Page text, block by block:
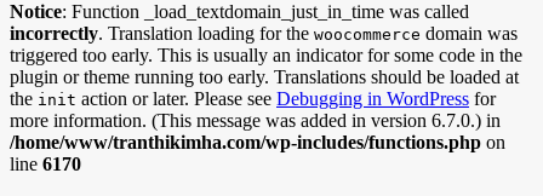
Notice: Function _load_textdomain_just_in_time was called
incorrectly. Translation loading for the woocommerce domain was
triggered too early. This is usually an indicator for some code in the
plugin or theme running too early. Translations should be loaded at
the init action or later. Please see Debugging in WordPress for
more information. (This message was added in version 6.7.0.) in
/home/www/tranthikimha.com/wp-includes/functions.php on
line 6170